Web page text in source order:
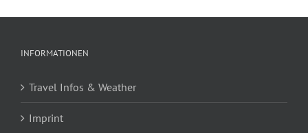
INFORMATIONEN
Travel Infos & Weather
Imprint